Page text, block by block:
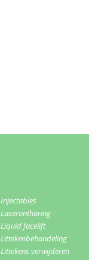
Injectables
Laserontharing
Liquid facelift
Littekenbehandeling
Littekens verwijderen